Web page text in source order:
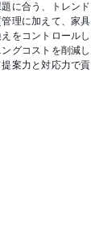
に合う、トレン
理に加えて、家
をコントロール
グコストを削減
案力と対応力で貢